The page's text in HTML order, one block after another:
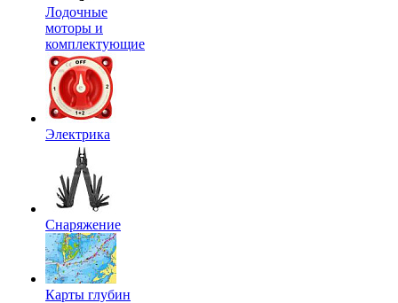
Лодочные
моторы и
комплектующие
Электрика
Снаряжение
Карты глубин